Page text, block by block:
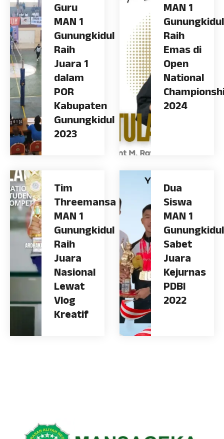
Guru
MAN 1
Gunungkidul
Raih
Juara 1
dalam
POR
Kabupaten
Gunungkidul
2023
MAN 1
Gunungkidul
Raih
Emas di
Open
National
2024
Tim
Threemansa
MAN 1
Gunungkidul
Raih
Juara
Nasional
Lewat
Vlog
Kreatif
Dua
Siswa
MAN 1
Gunungkidul
Sabet
Juara
Kejurnas
PDBI
2022